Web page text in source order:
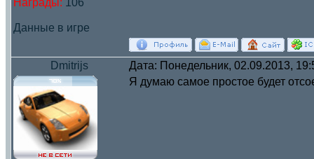
Награды: 106
Данные в игре
Dmitrijs Дата: Понедельник, 02.09.2013,
Я думаю самое простое будет